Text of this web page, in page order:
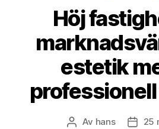
Höj
estetik
Inläggsförfattare
Av hans 25